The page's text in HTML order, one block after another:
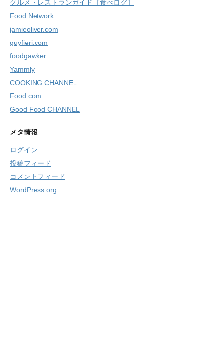
グルメ・レストランガイド［食べログ］
Food Network
jamieoliver.com
guyfieri.com
foodgawker
Yammly
COOKING CHANNEL
Food.com
Good Food CHANNEL
メタ情報
ログイン
投稿フィード
コメントフィード
WordPress.org